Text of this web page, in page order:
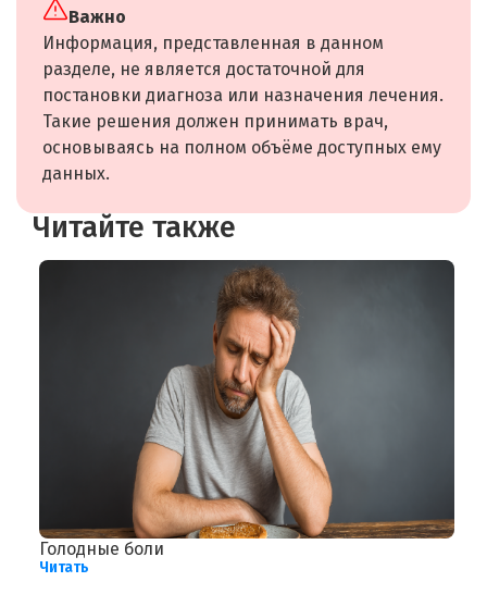
Важно
Информация, представленная в данном
разделе, не является достаточной для
постановки диагноза или назначения лечения.
Такие решения должен принимать врач,
основываясь на полном объёме доступных ему
данных.
Читайте также
Голодные боли
Читать